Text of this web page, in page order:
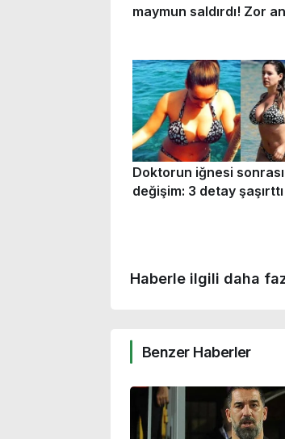
Haberle ilgili daha
Benzer Haberler